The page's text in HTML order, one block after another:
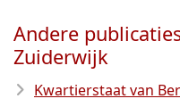
Andere
Zuiderwijk
Kwartierstaat van